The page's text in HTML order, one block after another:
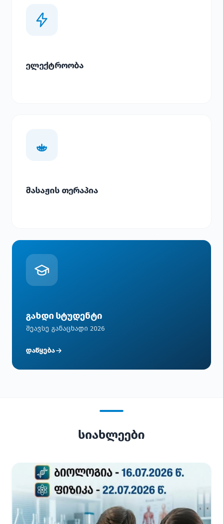
ელექტროობა
მასაჟის თერაპია
გახდი სტუდენტი
შეავსე განაცხადი 2026
დაწყება
სიახლეები